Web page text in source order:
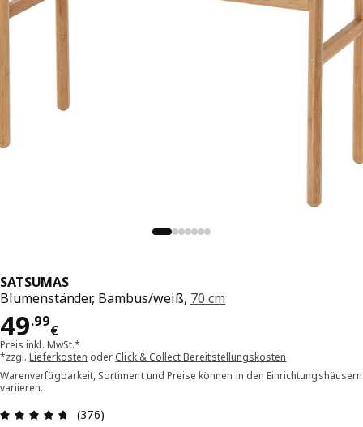
SATSUMAS
Blumenständer, Bambus/weiß, 70 cm
49.99
€
Preis 49.99€
Preis inkl. MwSt.*
*zzgl.Lieferkosten oder Click & Collect Bereitstellungskosten
Warenverfügbarkeit, Sortiment und Preise können in den Einrichtungshäusern
variieren.
Bewertung: 4.7 von 5 Sterne Alle Bewertungen:
(376)